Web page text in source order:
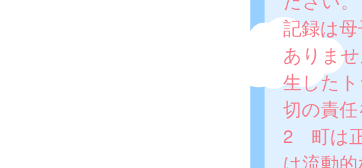
記録は
ありま
生した
切の責
2 町は
は流動